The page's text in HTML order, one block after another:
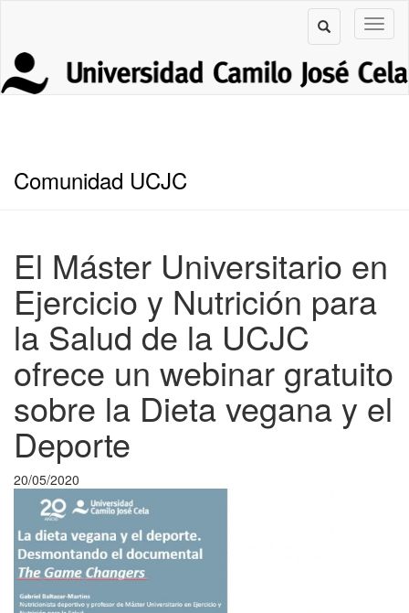
Comunidad UCJC
El Máster Universitario en
Ejercicio y Nutrición para
la Salud de la UCJC
ofrece un webinar gratuito
sobre la Dieta vegana y el
Deporte
20/05/2020